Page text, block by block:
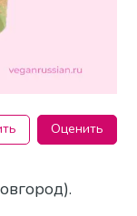
Оценить